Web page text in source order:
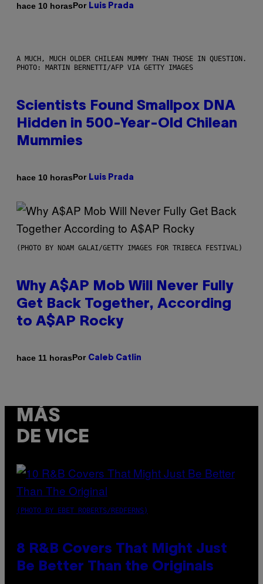
hace 10 horasPor Luis Prada
A MUCH, MUCH OLDER CHILEAN MUMMY THAN THOSE IN QUESTION.
PHOTO: MARTIN BERNETTI/AFP VIA GETTY IMAGES
Scientists Found Smallpox DNA
Hidden in 500-Year-Old Chilean
Mummies
hace 10 horasPor Luis Prada
(PHOTO BY NOAM GALAI/GETTY IMAGES FOR TRIBECA FESTIVAL)
Why A$AP Mob Will Never Fully
Get Back Together, According
to A$AP Rocky
hace 11 horasPor Caleb Catlin
MÁS
DE VICE
(PHOTO BY EBET ROBERTS/REDFERNS)
8 R&B Covers That Might Just
Be Better Than the Originals